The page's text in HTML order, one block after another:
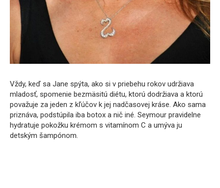
Vždy, keď sa Jane spýta, ako si v priebehu rokov udržiava
mladosť, spomenie bezmäsitú diétu, ktorú dodržiava a ktorú
považuje za jeden z kľúčov k jej nadčasovej kráse. Ako sama
priznáva, podstúpila iba botox a nič iné. Seymour pravidelne
hydratuje pokožku krémom s vitamínom C a umýva ju
detským šampónom.